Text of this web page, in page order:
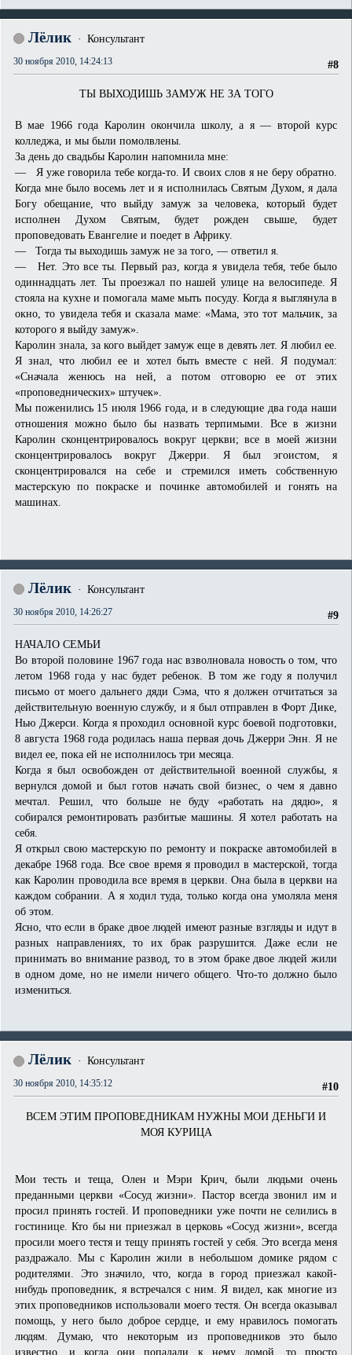
Лёлик Консультант
#8
30 ноября 2010, 14:24:13
ТЫ ВЫХОДИШЬ ЗАМУЖ НЕ ЗА ТОГО
В мае 1966 года Каролин окончила школу, а я — второй курс
колледжа, и мы были помолвлены.
За день до свадьбы Каролин напомнила мне:
— Я уже говорила тебе когда-то. И своих слов я не беру обратно.
Когда мне было восемь лет и я исполнилась Святым Духом, я дала
Богу обещание, что выйду замуж за человека, который будет
исполнен Духом Святым, будет рожден свыше, будет
проповедовать Евангелие и поедет в Африку.
— Тогда ты выходишь замуж не за того, — ответил я.
— Нет. Это все ты. Первый раз, когда я увидела тебя, тебе было
одиннадцать лет. Ты проезжал по нашей улице на велосипеде. Я
стояла на кухне и помогала маме мыть посуду. Когда я выглянула в
окно, то увидела тебя и сказала маме: «Мама, это тот мальчик, за
которого я выйду замуж».
Каролин знала, за кого выйдет замуж еще в девять лет. Я любил ее.
Я знал, что любил ее и хотел быть вместе с ней. Я подумал:
«Сначала женюсь на ней, а потом отговорю ее от этих
«проповеднических» штучек».
Мы поженились 15 июля 1966 года, и в следующие два года наши
отношения можно было бы назвать терпимыми. Все в жизни
Каролин сконцентрировалось вокруг церкви; все в моей жизни
сконцентрировалось вокруг Джерри. Я был эгоистом, я
сконцентрировался на себе и стремился иметь собственную
мастерскую по покраске и починке автомобилей и гонять на
машинах.
Лёлик Консультант
#9
30 ноября 2010, 14:26:27
НАЧАЛО СЕМЬИ
Во второй половине 1967 года нас взволновала новость о том, что
летом 1968 года у нас будет ребенок. В том же году я получил
письмо от моего дальнего дяди Сэма, что я должен отчитаться за
действительную военную службу, и я был отправлен в Форт Дике,
Нью Джерси. Когда я проходил основной курс боевой подготовки,
8 августа 1968 года родилась наша первая дочь Джерри Энн. Я не
видел ее, пока ей не исполнилось три месяца.
Когда я был освобожден от действительной военной службы, я
вернулся домой и был готов начать свой бизнес, о чем я давно
мечтал. Решил, что больше не буду «работать на дядю», я
собирался ремонтировать разбитые машины. Я хотел работать на
себя.
Я открыл свою мастерскую по ремонту и покраске автомобилей в
декабре 1968 года. Все свое время я проводил в мастерской, тогда
как Каролин проводила все время в церкви. Она была в церкви на
каждом собрании. А я ходил туда, только когда она умоляла меня
об этом.
Ясно, что если в браке двое людей имеют разные взгляды и идут в
разных направлениях, то их брак разрушится. Даже если не
принимать во внимание развод, то в этом браке двое людей жили
в одном доме, но не имели ничего общего. Что-то должно было
измениться.
Лёлик Консультант
#10
30 ноября 2010, 14:35:12
ВСЕМ ЭТИМ ПРОПОВЕДНИКАМ НУЖНЫ МОИ ДЕНЬГИ И
МОЯ КУРИЦА
Мои тесть и теща, Олен и Мэри Крич, были людьми очень
преданными церкви «Сосуд жизни». Пастор всегда звонил им и
просил принять гостей. И проповедники уже почти не селились в
гостинице. Кто бы ни приезжал в церковь «Сосуд жизни», всегда
просили моего тестя и тещу принять гостей у себя. Это всегда меня
раздражало. Мы с Каролин жили в небольшом домике рядом с
родителями. Это значило, что, когда в город приезжал какой-
нибудь проповедник, я встречался с ним. Я видел, как многие из
этих проповедников использовали моего тестя. Он всегда оказывал
помощь, у него было доброе сердце, и ему нравилось помогать
людям. Думаю, что некоторым из проповедников это было
известно, и когда они попадали к нему домой, то просто